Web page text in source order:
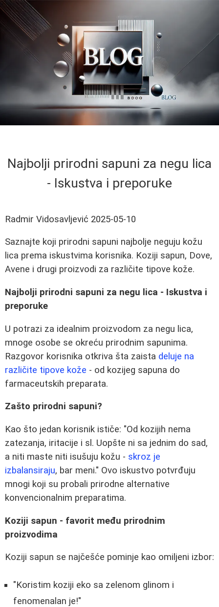
Najbolji prirodni sapuni za negu lica
- Iskustva i preporuke
Radmir Vidosavljević 2025-05-10
Saznajte koji prirodni sapuni najbolje neguju kožu
lica prema iskustvima korisnika. Koziji sapun, Dove,
Avene i drugi proizvodi za različite tipove kože.
Najbolji prirodni sapuni za negu lica - Iskustva i
preporuke
U potrazi za idealnim proizvodom za negu lica,
mnoge osobe se okreću prirodnim sapunima.
Razgovor korisnika otkriva šta zaista deluje na
različite tipove kože - od kozijeg sapuna do
farmaceutskih preparata.
Zašto prirodni sapuni?
Kao što jedan korisnik ističe: "Od kozijih nema
zatezanja, iritacije i sl. Uopšte ni sa jednim do sad,
a niti maste niti isušuju kožu - skroz je
izbalansiraju, bar meni." Ovo iskustvo potvrđuju
mnogi koji su probali prirodne alternative
konvencionalnim preparatima.
Koziji sapun - favorit među prirodnim
proizvodima
Koziji sapun se najčešće pominje kao omiljeni izbor:
"Koristim koziji eko sa zelenom glinom i
fenomenalan je!"